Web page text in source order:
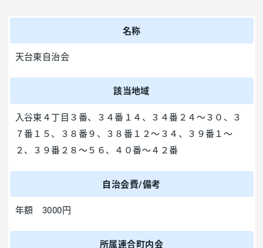
名称
天台東自治会
該当地域
入谷東４丁目３番、３４番１４、３４番２４～３０、３
７番１５、３８番９、３８番１２～３４、３９番１～
２、３９番２８～５６、４０番～４２番
自治会費/備考
年額 3000円
所属連合町内会